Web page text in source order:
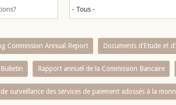
Commission Annual Report Documents d’Etude et
Rapport annuel de la Commission Bancaire
surveillance des services de paiement adossés à la